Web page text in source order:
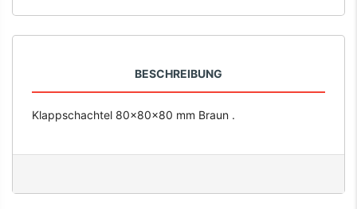
BESCHREIBUNG
Klappschachtel 80x80x80 mm Braun .